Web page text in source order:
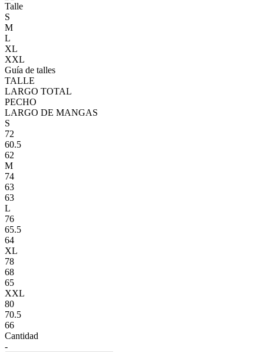
Talle
S
M
L
XL
XXL
Guía de talles
TALLE
LARGO TOTAL
PECHO
LARGO DE MANGAS
S
72
60.5
62
M
74
63
63
L
76
65.5
64
XL
78
68
65
XXL
80
70.5
66
Cantidad
-